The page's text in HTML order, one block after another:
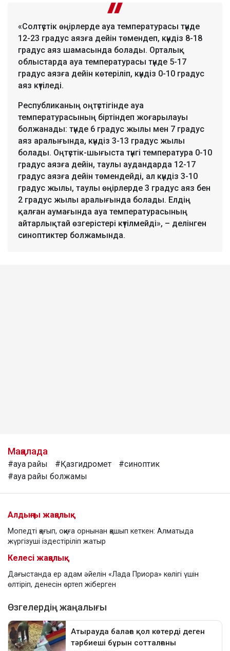
«Солтүстік өңірлерде ауа температурасы түнде
12-23 градус аязға дейін төмендеп, күндіз 8-18
градус аяз шамасында болады. Орталық
облыстарда ауа температурасы түнде 5-17
градус аязға дейін көтеріліп, күндіз 0-10 градус
аяз күтіледі.
Республиканың оңтүстігінде ауа
температурасының біртіндеп жоғарылауы
болжанады: түнде 6 градус жылы мен 7 градус
аяз аралығында, күндіз 3-13 градус жылы
болады. Оңтүстік-шығыста түнгі температура 0-10
градус аязға дейін, таулы аудандарда 12-17
градус аязға дейін төмендейді, ал күндіз 3-10
градус жылы, таулы өңірлерде 3 градус аяз бен
2 градус жылы аралығында болады. Елдің
қалған аумағында ауа температурасының
айтарлықтай өзгерістері күтілмейді», – делінген
синоптиктер болжамында.
Мақалада
#ауа райы #Қазгидромет
#синоптик
#ауа райы болжамы
Алдыңғы жаңалық
Мопедті қағып, оқиға орнынан қашып кеткен: Алматыда
жүргізуші іздестіріліп жатыр
Келесі жаңалық
Дағыстанда ер адам әйелін «Лада Приора» көлігі үшін
өлтіріп, денесін өртеп жіберген